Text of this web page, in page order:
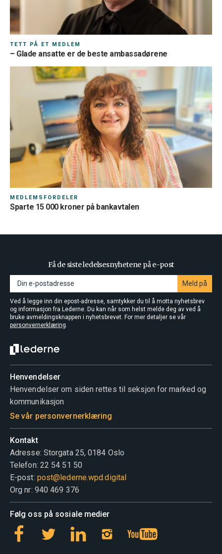
TETT PÅ ET MEDLEM
– Glade ansatte er de beste ambassadørene
MEDLEMSFORDELER
Sparte 15 000 kroner på bankavtalen
Få de siste ledelsesnyhetene på e-post
Meld på
Ved å legge inn din epost-adresse, samtykker du til å motta nyhetsbrev
og informasjon fra Lederne. Du kan når som helst melde deg av ved å
bruke avmeldingsknappen i nyhetsbrevet. For mer detaljer se vår
personvernerklæring.
Henvendelser
Henvendelser om siden rettes til seksjon for marked og
kommunikasjon
Se vår personvernerklæring
Kontakt
Adresse: Storgata 25, 0184 Oslo
Telefon: 22 54 51 50
E-post: post@lederne.wpd.digital
Org nr: 940 469 376
Følg oss på sosiale medier